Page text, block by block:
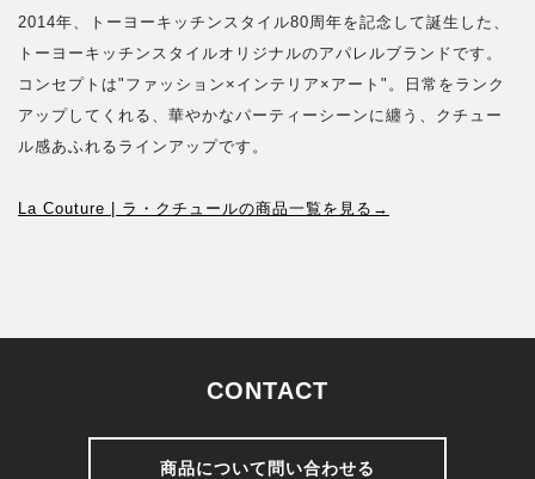
2014年、トーヨーキッチンスタイル80周年を記念して誕生した、
トーヨーキッチンスタイルオリジナルのアパレルブランドです。
コンセプトは"ファッション×インテリア×アート"。日常をランク
アップしてくれる、華やかなパーティーシーンに纏う、クチュー
ル感あふれるラインアップです。
La Couture | ラ・クチュールの商品一覧を見る→
CONTACT
商品について問い合わせる